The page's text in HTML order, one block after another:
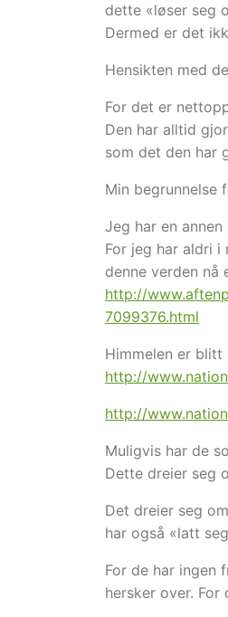
dette «løser seg
Dermed er det
Hensikten med
For det er
Den har alltid
som det den har
Min begrunnelse
Jeg har en
For jeg har aldri
denne verden nå
http://
7099376.html
Himmelen er
http://
http://
Muligvis har de
Dette dreier seg
Det dreier seg
har også «latt
For de har ingen
hersker over.